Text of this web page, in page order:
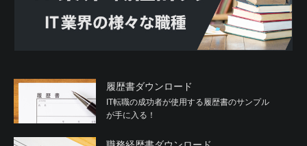
履歴書ダウンロード
IT転職の成功者が使用する履歴書のサンプル
が手に入る！